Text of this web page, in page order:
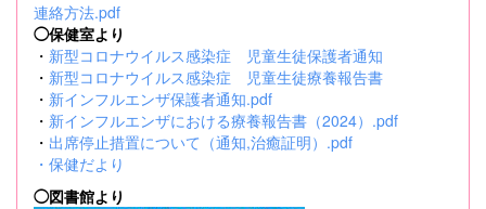
連絡方法.pdf
◯保健室より
・ 新型コロナウイルス感染症 児童生徒保護者通知
・ 新型コロナウイルス感染症 児童生徒療養報告書
・ 新インフルエンザ保護者通知.pdf
・ 新インフルエンザにおける療養報告書（2024）.pdf
・ 出席停止措置について（通知,治癒証明）.pdf
・ 保健だより
◯図書館より